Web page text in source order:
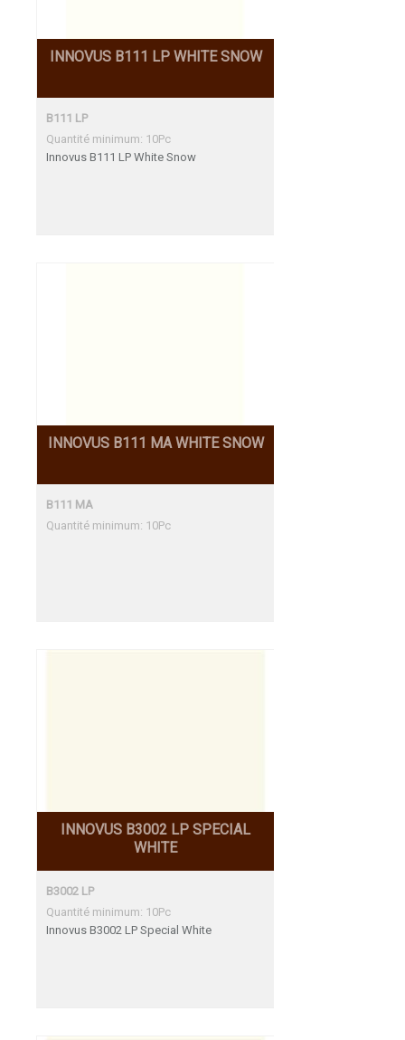
INNOVUS B111 LP WHITE SNOW
B111 LP
Quantité minimum: 10Pc
Innovus B111 LP White Snow
INNOVUS B111 MA WHITE SNOW
B111 MA
Quantité minimum: 10Pc
INNOVUS B3002 LP SPECIAL
WHITE
B3002 LP
Quantité minimum: 10Pc
Innovus B3002 LP Special White